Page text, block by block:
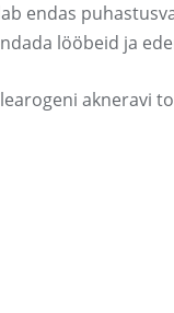
endas
lööbeid ja
akneravi